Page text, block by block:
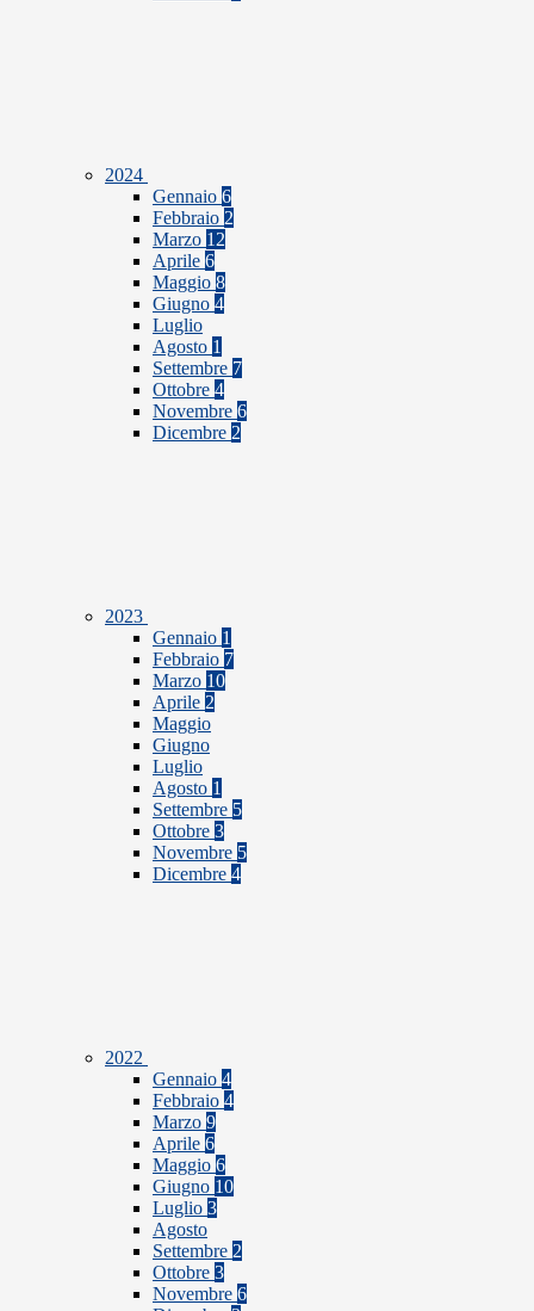
2024
Gennaio 6
Febbraio 2
Marzo 12
Aprile 6
Maggio 8
Giugno 4
Luglio
Agosto 1
Settembre 7
Ottobre 4
Novembre 6
Dicembre 2
2023
Gennaio 1
Febbraio 7
Marzo 10
Aprile 2
Maggio
Giugno
Luglio
Agosto 1
Settembre 5
Ottobre 3
Novembre 5
Dicembre 4
2022
Gennaio 4
Febbraio 4
Marzo 9
Aprile 6
Maggio 6
Giugno 10
Luglio 3
Agosto
Settembre 2
Ottobre 3
Novembre 6